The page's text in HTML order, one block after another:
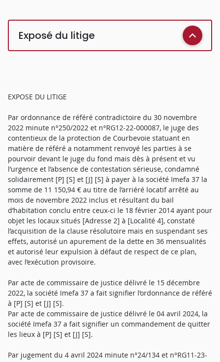
Exposé du litige
EXPOSE DU LITIGE
Par ordonnance de référé contradictoire du 30 novembre
2022 minute n°250/2022 et n°RG12-22-000087, le juge des
contentieux de la protection de Courbevoie statuant en
matière de référé a notamment renvoyé les parties à se
pourvoir devant le juge du fond mais dès à présent et vu
l’urgence et l’absence de contestation sérieuse, condamné
solidairement [P] [S] et [J] [S] à payer à la société Imefa 37 la
somme de 11 150,94 € au titre de l’arriéré locatif arrêté au
mois de novembre 2022 inclus et résultant du bail
d’habitation conclu entre ceux-ci le 18 février 2014 ayant pour
objet les locaux situés [Adresse 2] à [Localité 4], constaté
l’acquisition de la clause résolutoire mais en suspendant ses
effets, autorisé un apurement de la dette en 36 mensualités
et autorisé leur expulsion à défaut de respect de ce plan,
avec l’exécution provisoire.
Par acte de commissaire de justice délivré le 15 décembre
2022, la société Imefa 37 a fait signifier l’ordonnance de référé
à [P] [S] et [J] [S].
Par acte de commissaire de justice délivré le 04 avril 2024, la
société Imefa 37 a fait signifier un commandement de quitter
les lieux à [P] [S] et [J] [S].
Par jugement du 4 avril 2024 minute n°24/134 et n°RG11-23-